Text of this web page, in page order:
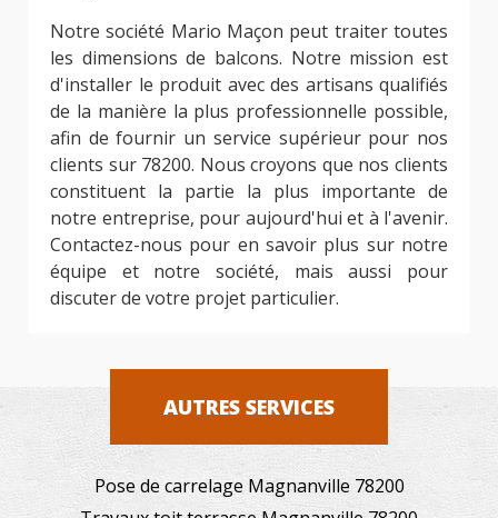
Notre société Mario Maçon peut traiter toutes
les dimensions de balcons. Notre mission est
d'installer le produit avec des artisans qualifiés
de la manière la plus professionnelle possible,
afin de fournir un service supérieur pour nos
clients sur 78200. Nous croyons que nos clients
constituent la partie la plus importante de
notre entreprise, pour aujourd'hui et à l'avenir.
Contactez-nous pour en savoir plus sur notre
équipe et notre société, mais aussi pour
discuter de votre projet particulier.
AUTRES SERVICES
Pose de carrelage Magnanville 78200